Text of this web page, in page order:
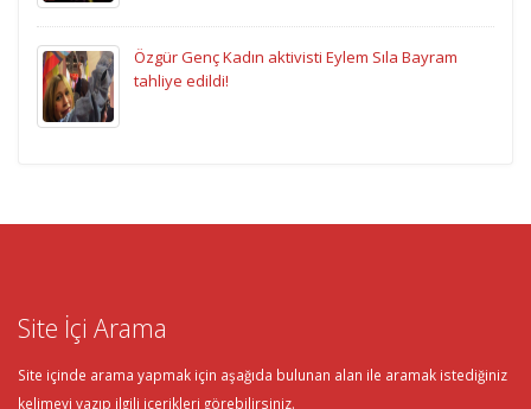
Özgür Genç Kadın aktivisti Eylem Sıla Bayram
tahliye edildi!
Site İçi Arama
Site içinde arama yapmak için aşağıda bulunan alan ile aramak istediğiniz
kelimeyi yazıp ilgili içerikleri görebilirsiniz.